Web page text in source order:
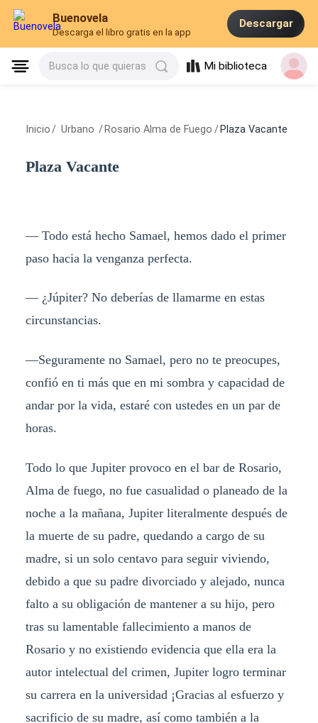
Buenovela
Descarga el libro gratis en la app
Descargar
Busca lo que quieras Mi biblioteca
Inicio / Urbano / Rosario Alma de Fuego / Plaza Vacante
Plaza Vacante
— Todo está hecho Samael, hemos dado el primer
paso hacia la venganza perfecta.
— ¿Júpiter? No deberías de llamarme en estas
circunstancias.
—Seguramente no Samael, pero no te preocupes,
confió en ti más que en mi sombra y capacidad de
andar por la vida, estaré con ustedes en un par de
horas.
Todo lo que Jupiter provoco en el bar de Rosario,
Alma de fuego, no fue casualidad o planeado de la
noche a la mañana, Jupiter literalmente después de
la muerte de su padre, quedando a cargo de su
madre, si un solo centavo para seguir viviendo,
debido a que su padre divorciado y alejado, nunca
falto a su obligación de mantener a su hijo, pero
tras su lamentable fallecimiento a manos de
Rosario y no existiendo evidencia que ella era la
autor intelectual del crimen, Jupiter logro terminar
su carrera en la universidad ¡Gracias al esfuerzo y
sacrificio de su madre, así como también a la